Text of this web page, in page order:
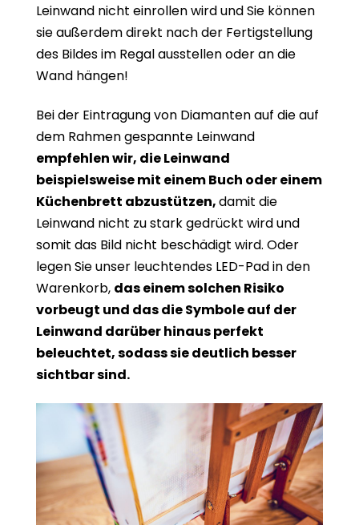
Leinwand nicht einrollen wird und Sie können
sie außerdem direkt nach der Fertigstellung
des Bildes im Regal ausstellen oder an die
Wand hängen!
Bei der Eintragung von Diamanten auf die auf
dem Rahmen gespannte Leinwand
empfehlen wir, die Leinwand
beispielsweise mit einem Buch oder einem
Küchenbrett abzustützen,damit die
Leinwand nicht zu stark gedrückt wird und
somit das Bild nicht beschädigt wird. Oder
legen Sie unser leuchtendes LED-Pad in den
Warenkorb, das einem solchen Risiko
vorbeugt und das die Symbole auf der
Leinwand darüber hinaus perfekt
beleuchtet, sodass sie deutlich besser
sichtbar sind.